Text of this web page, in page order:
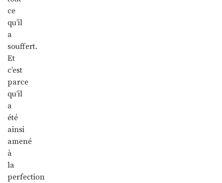
ce
qu’il
a
souffert.
Et
c’est
parce
qu’il
a
été
ainsi
amené
à
la
perfection